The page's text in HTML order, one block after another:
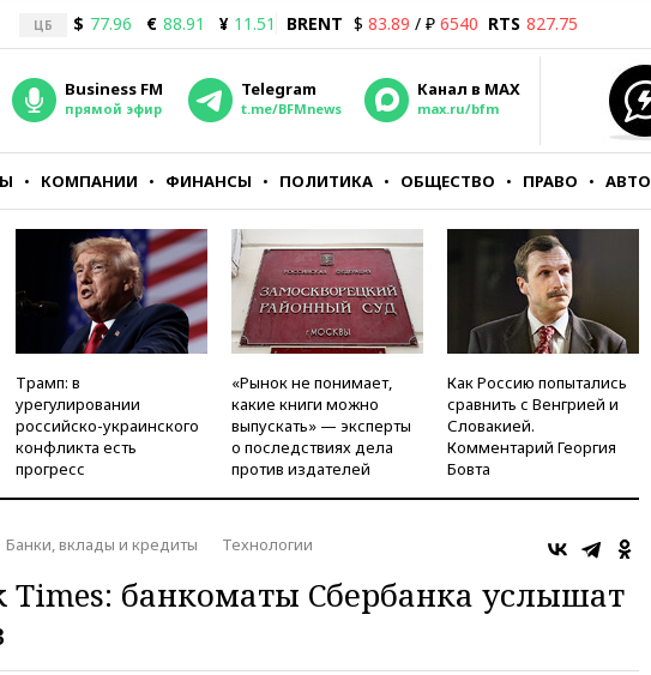
ЦБ $ 77.96 € 88.91 ¥ 11.51 BRENT $ 83.89 / ₽ 6540 RTS 827.75
Business FM
прямой эфир
Telegram
t.me/BFMnews
Канал в MAX
max.ru/bfm
КОМПАНИИ ФИНАНСЫ ПОЛИТИКА ОБЩЕСТВО ПРАВО АВТО
Трамп: в
урегулировании
российско-украинского
конфликта есть
прогресс
«Рынок не понимает,
какие книги можно
выпускать» — эксперты
о последствиях дела
против издателей
Как Россию попытались
сравнить с Венгрией и
Словакией.
Комментарий Георгия
Бовта
Банки, вклады и кредиты Технологии
Times: банкоматы Сбербанка услышат